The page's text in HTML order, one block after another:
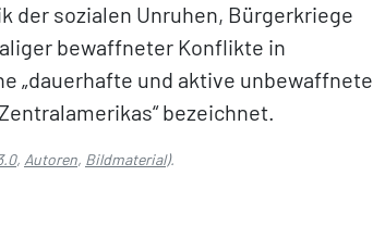
sozialen Unruhen, Bürgerkriege
bewaffneter Konflikte in
„dauerhafte und aktive unbewaffnete
bezeichnet.
, Autoren, Bildmaterial).